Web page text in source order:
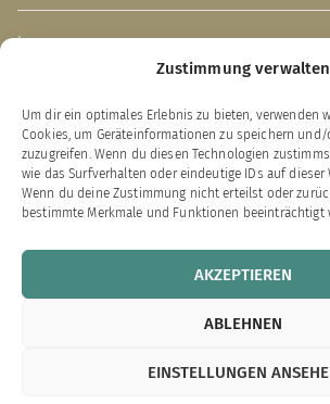
Zustimmung verwalten
Um dir ein optimales Erlebnis zu bieten, verwenden
Cookies, um Geräteinformationen zu speichern
zuzugreifen. Wenn du diesen Technologien
wie das Surfverhalten oder eindeutige IDs auf dieser
Wenn du deine Zustimmung nicht erteilst oder
bestimmte Merkmale und Funktionen beeinträchtigt
AKZEPTIEREN
ABLEHNEN
EINSTELLUNGEN
Impressum
Verpackungsentsorgung (PPWR)
Widerrufsbelehrung
Zahlung & Versand
VERTRAG WIDERRUFEN
Links zu unseren